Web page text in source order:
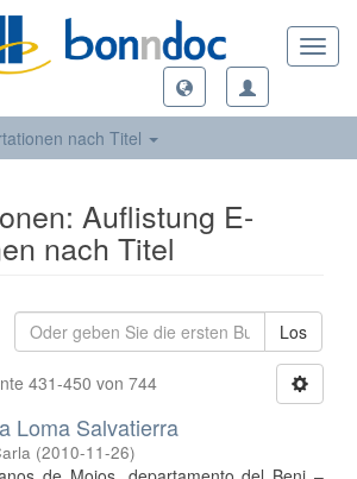
nach Titel
Auflistung E-
nach Titel
Los
431-450 von 744
Loma Salvatierra
(2010-11-26)